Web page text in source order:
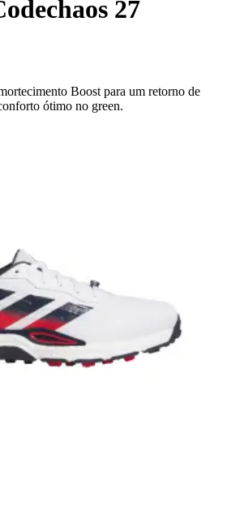
27
Boost para um retorno de
ótimo no green.